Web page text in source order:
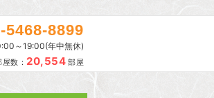
5468-8899
～19:00(年中無休)
数： 20,554 部屋